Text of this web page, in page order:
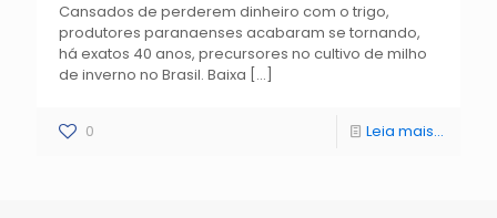
Cansados de perderem dinheiro com o trigo,
produtores paranaenses acabaram se tornando,
há exatos 40 anos, precursores no cultivo de milho
de inverno no Brasil. Baixa […]
0 Leia mais...